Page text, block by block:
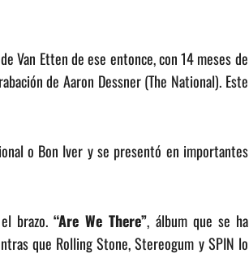
Van Etten de ese entonce, con 14 meses de
de Aaron Dessner (The National). Este
o Bon Iver y se presentó en importantes
brazo.“Are We There”, álbum que se ha
que Rolling Stone, Stereogum y SPIN lo